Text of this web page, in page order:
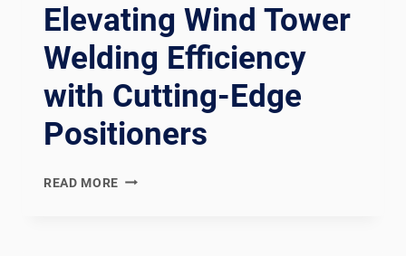
WELDING
POSITIONERS
UNVEILED
Elevating Wind Tower
Welding Efficiency
with Cutting-Edge
Positioners
READ MORE ELEVATING